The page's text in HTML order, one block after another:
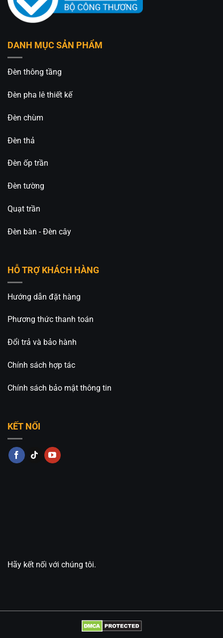
DANH MỤC SẢN PHẨM
Đèn thông tầng
Đèn pha lê thiết kế
Đèn chùm
Đèn thả
Đèn ốp trần
Đèn tường
Quạt trần
Đèn bàn - Đèn cây
HỖ TRỢ KHÁCH HÀNG
Hướng dẫn đặt hàng
Phương thức thanh toán
Đổi trả và bảo hành
Chính sách hợp tác
Chính sách bảo mật thông tin
KẾT NỐI
Hãy kết nối với chúng tôi.